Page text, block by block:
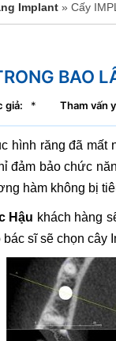
Implant » Cấy
BAO
giả: * Tham vấn
hình răng đã
đảm bảo chức
hàm không bị
Hậu khách hàng
sĩ sẽ chọn cây